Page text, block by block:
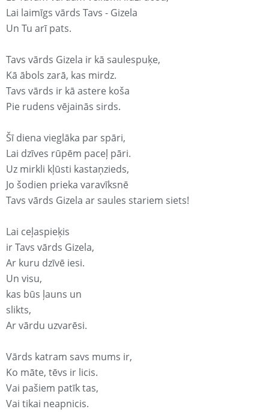
Lai laimīgs vārds Tavs - Gizela
Un Tu arī pats.
Tavs vārds Gizela ir kā saulespuķe,
Kā ābols zarā, kas mirdz.
Tavs vārds ir kā astere koša
Pie rudens vējainās sirds.
Šī diena vieglāka par spāri,
Lai dzīves rūpēm paceļ pāri.
Uz mirkli kļūsti kastaņzieds,
Jo šodien prieka varavīksnē
Tavs vārds Gizela ar saules stariem siets!
Lai ceļaspieķis
ir Tavs vārds Gizela,
Ar kuru dzīvē iesi.
Un visu,
kas būs ļauns un
slikts,
Ar vārdu uzvarēsi.
Vārds katram savs mums ir,
Ko māte, tēvs ir licis.
Vai pašiem patīk tas,
Vai tikai neapnicis.